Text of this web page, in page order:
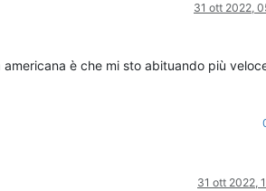
31 ott 2022,
è che mi sto abituando più
31 ott 2022,